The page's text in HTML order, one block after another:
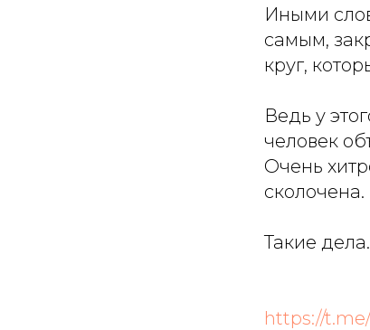
Иными
самым,
круг,
Ведь у
человек
Очень
сколочена.
Такие дела.
https://